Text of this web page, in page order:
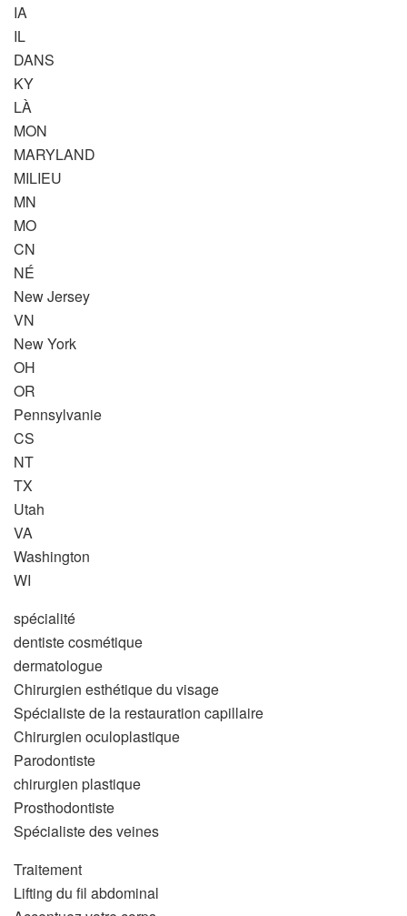
IA
IL
DANS
KY
LÀ
MON
MARYLAND
MILIEU
MN
MO
CN
NÉ
New Jersey
VN
New York
OH
OR
Pennsylvanie
CS
NT
TX
Utah
VA
Washington
WI
spécialité
dentiste cosmétique
dermatologue
Chirurgien esthétique du visage
Spécialiste de la restauration capillaire
Chirurgien oculoplastique
Parodontiste
chirurgien plastique
Prosthodontiste
Spécialiste des veines
Traitement
Lifting du fil abdominal